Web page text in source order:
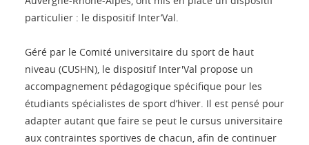
particulier : le dispositif Inter’Val.
Géré par le Comité universitaire du sport de haut
niveau (CUSHN), le dispositif Inter'Val propose un
accompagnement pédagogique spécifique pour les
étudiants spécialistes de sport d’hiver. Il est pensé pour
adapter autant que faire se peut le cursus universitaire
aux contraintes sportives de chacun, afin de continuer